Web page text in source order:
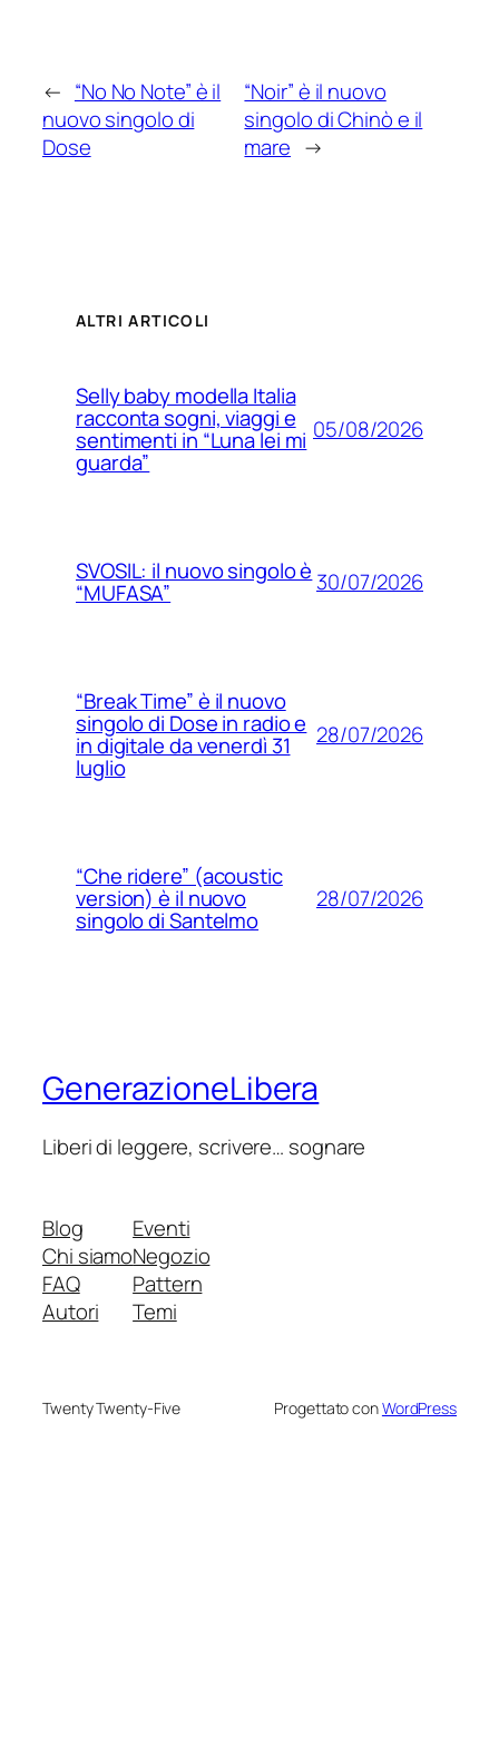
← “No No Note” è il
nuovo singolo di
Dose
“Noir” è il nuovo
singolo di Chinò e il
mare →
ALTRI ARTICOLI
Selly baby modella Italia
racconta sogni, viaggi e
sentimenti in “Luna lei mi
guarda”
05/08/2026
SVOSIL: il nuovo singolo è
“MUFASA” 30/07/2026
“Break Time” è il nuovo
singolo di Dose in radio e
in digitale da venerdì 31
luglio
28/07/2026
“Che ridere” (acoustic
version) è il nuovo
singolo di Santelmo
28/07/2026
GenerazioneLibera
Liberi di leggere, scrivere… sognare
Blog
Chi siamo
FAQ
Autori
Eventi
Negozio
Pattern
Temi
Twenty Twenty-Five Progettato conWordPress